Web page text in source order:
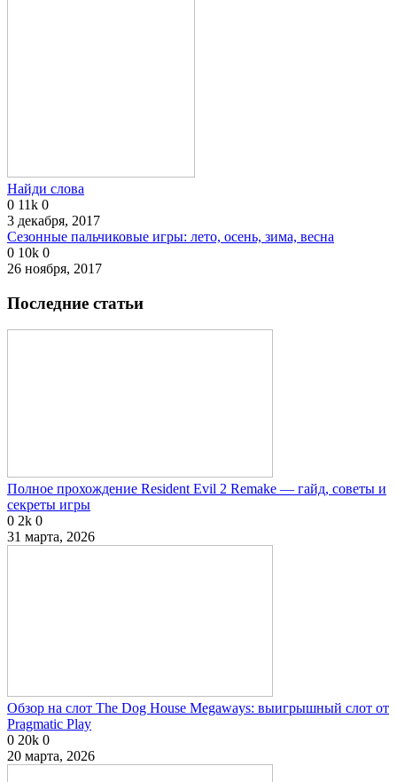
Найди слова
0 11k 0
3 декабря, 2017
Сезонные пальчиковые игры: лето, осень, зима, весна
0 10k 0
26 ноября, 2017
Последние статьи
Полное прохождение Resident Evil 2 Remake — гайд, советы и
секреты игры
0 2k 0
31 марта, 2026
Обзор на слот The Dog House Megaways: выигрышный слот от
Pragmatic Play
0 20k 0
20 марта, 2026